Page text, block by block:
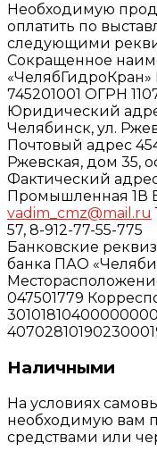
Необходимую
оплатить по
следующими
Сокращенное
745201001 ОГРН
Юридический
Челябинск, ул.
Почтовый адрес
Ржевская, дом 35,
Фактический
Промышленная 1В
vadim_cmz@mail.ru
57, 8-912-77-55-775
Банковские
банка ПАО
047501779
Наличными
На условиях
необходимую вам
средствами или